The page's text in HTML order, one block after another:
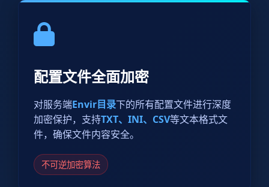
配置文件全面加密
对服务端Envir目录下的所有配置文件进行深度
加密保护，支持TXT、INI、CSV等文本格式文
件，确保文件内容安全。
不可逆加密算法